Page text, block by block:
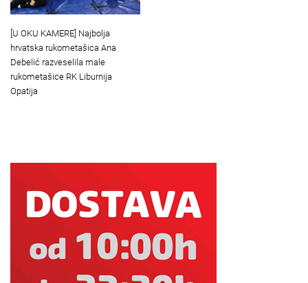
[U OKU KAMERE] Najbolja
hrvatska rukometašica Ana
Debelić razveselila male
rukometašice RK Liburnija
Opatija